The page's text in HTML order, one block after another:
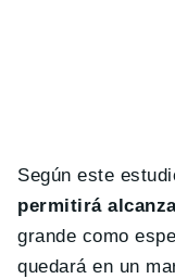
Según este
permitirá
grande como
quedará en un